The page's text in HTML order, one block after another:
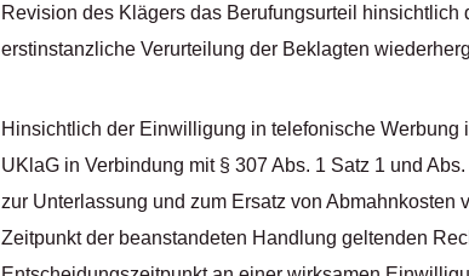
Revision des Klägers das Berufungsurteil
erstinstanzliche Verurteilung der Beklagten
Hinsichtlich der Einwilligung in telefonische Werbung
UKlaG in Verbindung mit § 307 Abs. 1 Satz 1 und
zur Unterlassung und zum Ersatz von Abmahnkosten
Zeitpunkt der beanstandeten Handlung geltenden